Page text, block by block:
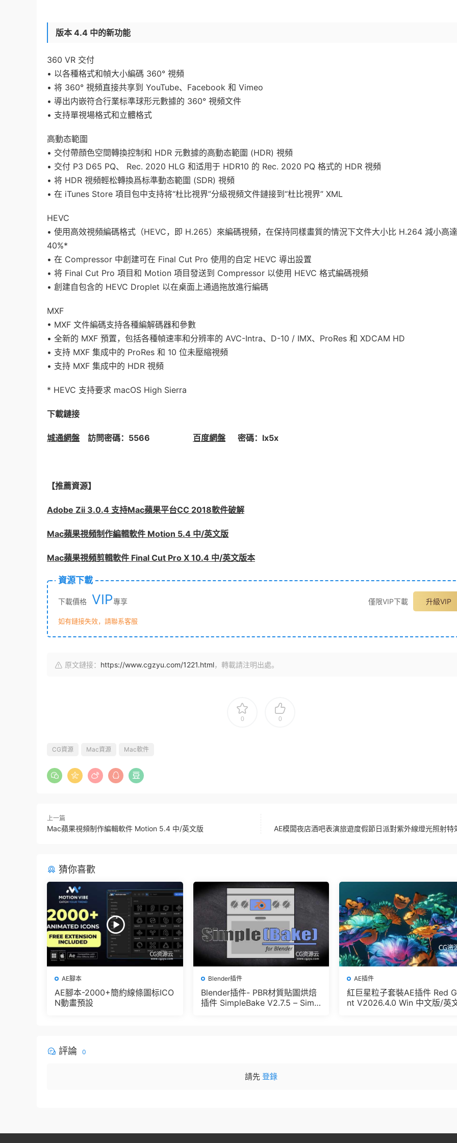
版本 4.4 中的新功能
360 VR 交付
• 以各種格式和幀大小編碼 360° 視頻
• 将 360° 視頻直接共享到 YouTube、Facebook 和 Vimeo
• 導出内嵌符合行業标準球形元數據的 360° 視頻文件
• 支持單視場格式和立體格式
高動态範圍
• 交付帶顔色空間轉換控制和 HDR 元數據的高動态範圍 (HDR) 視頻
• 交付 P3 D65 PQ、 Rec. 2020 HLG 和适用于 HDR10 的 Rec. 2020 PQ 格式的 HDR 視頻
• 将 HDR 視頻輕松轉換爲标準動态範圍 (SDR) 視頻
• 在 iTunes Store 項目包中支持将“杜比視界”分級視頻文件鏈接到“杜比視界” XML
HEVC
• 使用高效視頻編碼格式（HEVC，即 H.265）來編碼視頻，在保持同樣畫質的情況下文件大小比 H.264 減小高達
40%*
• 在 Compressor 中創建可在 Final Cut Pro 使用的自定 HEVC 導出設置
• 将 Final Cut Pro 項目和 Motion 項目發送到 Compressor 以使用 HEVC 格式編碼視頻
• 創建自包含的 HEVC Droplet 以在桌面上通過拖放進行編碼
MXF
• MXF 文件編碼支持各種編解碼器和參數
• 全新的 MXF 預置，包括各種幀速率和分辨率的 AVC-Intra、D-10 / IMX、ProRes 和 XDCAM HD
• 支持 MXF 集成中的 ProRes 和 10 位未壓縮視頻
• 支持 MXF 集成中的 HDR 視頻
* HEVC 支持要求 macOS High Sierra
下載鏈接
城通網盤 訪問密碼：5566 百度網盤 密碼：lx5x
【推薦資源】
Adobe Zii 3.0.4 支持Mac蘋果平台CC 2018軟件破解
Mac蘋果視頻制作編輯軟件 Motion 5.4 中/英文版
Mac蘋果視頻剪輯軟件 Final Cut Pro X 10.4 中/英文版本
資源下載
下載價格 VIP專享 僅限VIP下載 升級VIP
如有鏈接失效，請聯系客服
原文鏈接： https://www.cgzyu.com/1221.html，轉載請注明出處。
0 0
CG資源 Mac資源 Mac軟件
上一篇
Mac蘋果視頻制作編輯軟件 Motion 5.4 中/英文版 AE模闆夜店酒吧表演旅遊度假節日派對紫外線燈光照射特
猜你喜歡
AE腳本
AE腳本-2000+簡約線條圖标ICO
N動畫預設
Blender插件
Blender插件- PBR材質貼圖烘焙
插件 SimpleBake V2.7.5 – Simpl
AE插件
紅巨星粒子套裝AE插件 Red
nt V2026.4.0 Win 中文版/英
評論 0
請先 登錄